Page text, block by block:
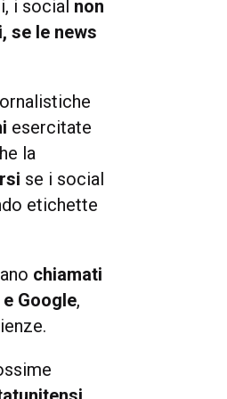
i social non
se le news
esercitate
la
se i social
etichette
chiamati
Google,